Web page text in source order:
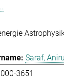
Saraf,
3651